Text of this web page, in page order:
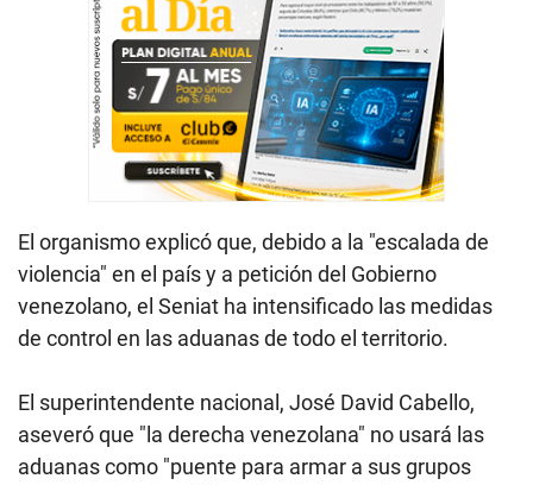
El organismo explicó que, debido a la "escalada de
violencia" en el país y a petición del Gobierno
venezolano, el Seniat ha intensificado las medidas
de control en las aduanas de todo el territorio.
El superintendente nacional, José David Cabello,
aseveró que "la derecha venezolana" no usará las
aduanas como "puente para armar a sus grupos